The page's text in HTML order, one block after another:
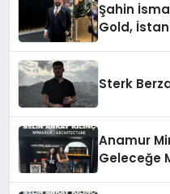
Şahin
Gold,
Sterk
Anamur
Geleceğe